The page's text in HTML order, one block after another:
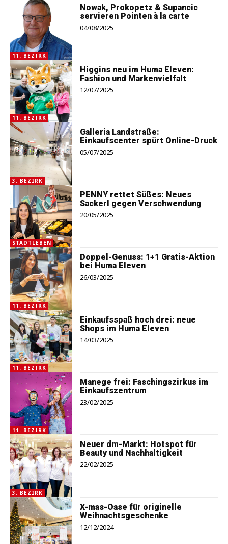
11. BEZIRK
Nowak, Prokopetz & Supancic
servieren Pointen à la carte
04/08/2025
11. BEZIRK
Higgins neu im Huma Eleven:
Fashion und Markenvielfalt
12/07/2025
3. BEZIRK
Galleria Landstraße:
Einkaufscenter spürt Online-Druck
05/07/2025
STADTLEBEN
PENNY rettet Süßes: Neues
Sackerl gegen Verschwendung
20/05/2025
11. BEZIRK
Doppel-Genuss: 1+1 Gratis-Aktion
bei Huma Eleven
26/03/2025
11. BEZIRK
Einkaufsspaß hoch drei: neue
Shops im Huma Eleven
14/03/2025
11. BEZIRK
Manege frei: Faschingszirkus im
Einkaufszentrum
23/02/2025
3. BEZIRK
Neuer dm-Markt: Hotspot für
Beauty und Nachhaltigkeit
22/02/2025
X-mas-Oase für originelle
Weihnachtsgeschenke
12/12/2024